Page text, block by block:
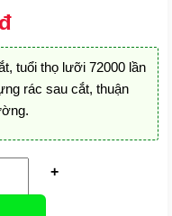
đGiá
hiện
tại
là:
2.700.000 đ.
tuổi thọ lưỡi 72000 lần
rác sau cắt, thuận